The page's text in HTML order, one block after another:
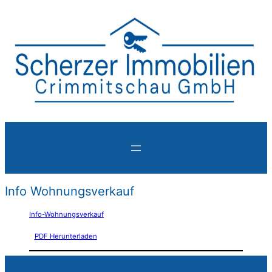
Info Wohnungsverkauf
Info-Wohnungsverkauf
PDF Herunterladen